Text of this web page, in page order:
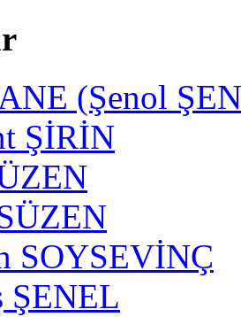
(Şenol
ŞİRİN
SOYSEVİNÇ
ŞENEL